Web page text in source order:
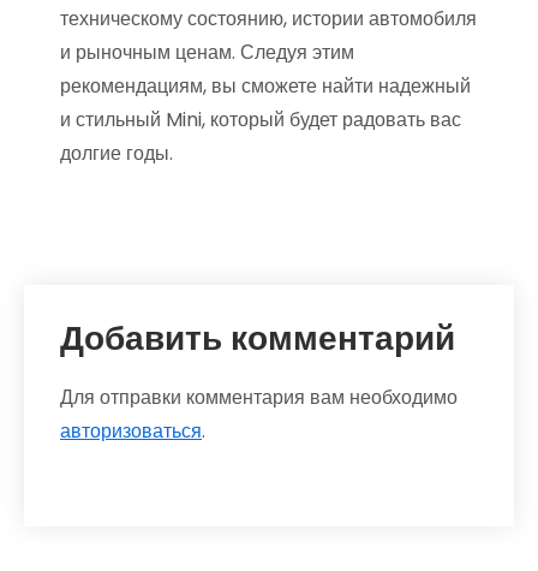
техническому состоянию, истории автомобиля
и рыночным ценам. Следуя этим
рекомендациям, вы сможете найти надежный
и стильный Mini, который будет радовать вас
долгие годы.
Добавить комментарий
Для отправки комментария вам необходимо
авторизоваться.